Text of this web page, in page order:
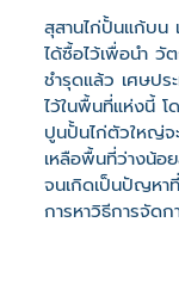
สุสานไก่ปั้นแก้บน
ได้ซื้อไว้เพื่อนำ วั
ชำรุดแล้ว เศษป
ไว้ในพื้นที่แห่งนี้
ปูนปั้นไก่ตัวใหญ่จ
เหลือพื้นที่ว่างน้อ
จนเกิดเป็นปัญหา
การหาวิธีการจัดก